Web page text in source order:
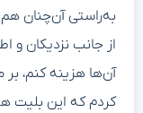
به‌راستی آن‌چنان
از جانب نزدیکان و
آن‌ها هزینه کنم،
کردم که این بلیت